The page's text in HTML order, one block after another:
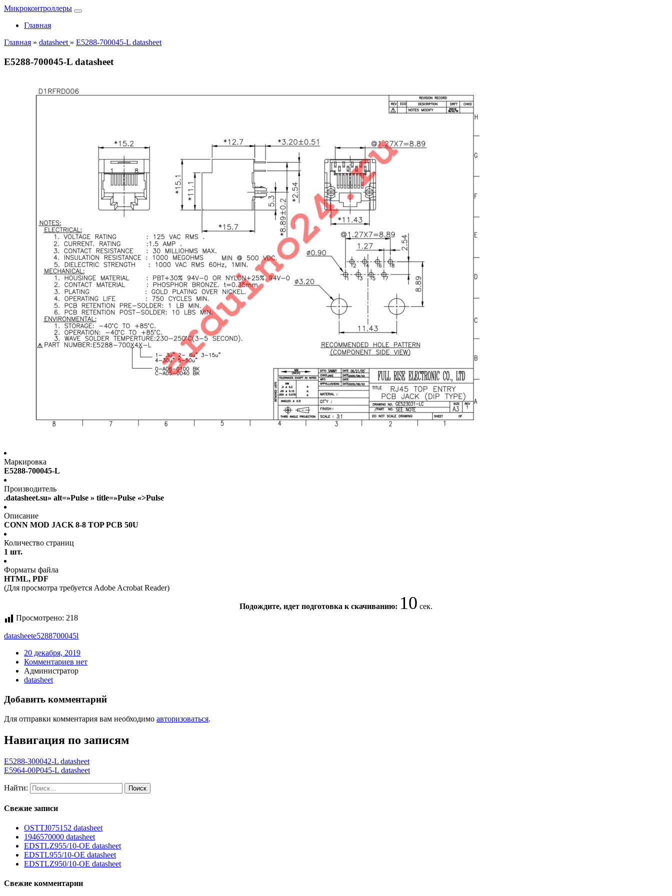
Микроконтроллеры
Главная
Главная » datasheet » E5288-700045-L datasheet
E5288-700045-L datasheet
Маркировка
E5288-700045-L
Производитель
.datasheet.su» alt=»Pulse » title=»Pulse «>Pulse
Описание
CONN MOD JACK 8-8 TOP PCB 50U
Количество страниц
1 шт.
Форматы файла
HTML, PDF
(Для просмотра требуется Adobe Acrobat Reader)
Подождите, идет подготовка к скачиванию: 10 сек.
Просмотрено: 218
datasheete5288700045l
20 декабря, 2019
Комментариев нет
Администратор
datasheet
Добавить комментарий
Для отправки комментария вам необходимо авторизоваться.
Навигация по записям
E5288-300042-L datasheet
E5964-00P045-L datasheet
Найти:
Свежие записи
OSTTJ075152 datasheet
1946570000 datasheet
EDSTLZ955/10-OE datasheet
EDSTL955/10-OE datasheet
EDSTLZ950/10-OE datasheet
Свежие комментарии